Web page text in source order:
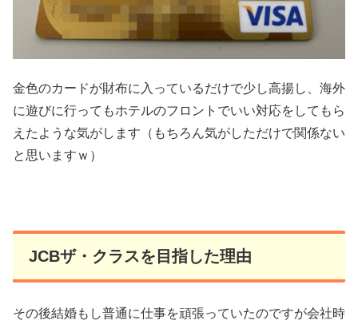
金色のカードが財布に入っているだけで少し高揚し、海外
に遊びに行ってもホテルのフロントでいい対応をしてもら
えたような気がします（もちろん気がしただけで関係ない
と思いますｗ）
JCBザ・クラスを目指した理由
その後結婚もし普通に仕事を頑張っていたのですが会社時